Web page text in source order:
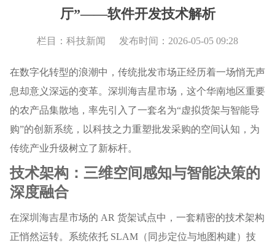
厅”——软件开发技术解析
栏目：科技新闻 发布时间：2026-05-05 09:28
在数字化转型的浪潮中，传统批发市场正经历着一场悄无声
息却意义深远的变革。深圳海吉星市场，这个华南地区重要
的农产品集散地，率先引入了一套名为“虚拟货架与智能导
购”的创新系统，以科技之力重塑批发采购的空间认知，为
传统产业升级树立了新标杆。
技术架构：三维空间感知与智能决策的
深度融合
在深圳海吉星市场的 AR 货架试点中，一套精密的技术架构
正悄然运转。系统依托 SLAM（同步定位与地图构建）技